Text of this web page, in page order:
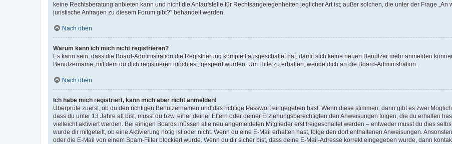
keine Rechtsberatung anbieten kann und nicht die Anlaufstelle für Rechtsangelegenheiten jeglicher Art ist; außer solchen, die unter der Frage
juristische Anfragen zu diesem Forum gibt?“ behandelt werden.
Nach oben
Warum kann ich mich nicht registrieren?
Es kann sein, dass die Board-Administration die Registrierung komplett ausgeschaltet hat, damit sich keine neuen Benutzer mehr anmelden
Benutzername, mit dem du dich registrieren möchtest, gesperrt wurden. Um Hilfe zu erhalten, wende dich an die Board-Administration.
Nach oben
Ich habe mich registriert, kann mich aber nicht anmelden!
Überprüfe zuerst, ob du den richtigen Benutzernamen und das richtige Passwort eingegeben hast. Wenn diese stimmen, dann gibt es zwei
dass du unter 13 Jahre alt bist, musst du bzw. einer deiner Eltern oder deiner Erziehungsberechtigten den Anweisungen folgen, die du erhalten
vielleicht aktiviert werden. Bei einigen Boards müssen alle neu angemeldeten Mitglieder erst freigeschaltet werden – entweder musst du dies
wurde dir mitgeteilt, ob eine Aktivierung nötig ist oder nicht. Wenn du eine E-Mail erhalten hast, folge den dort enthaltenen Anweisungen.
oder die E-Mail von einem Spam-Filter blockiert wurde. Wenn du dir sicher bist, dass deine E-Mail-Adresse korrekt eingegeben wurde, dann